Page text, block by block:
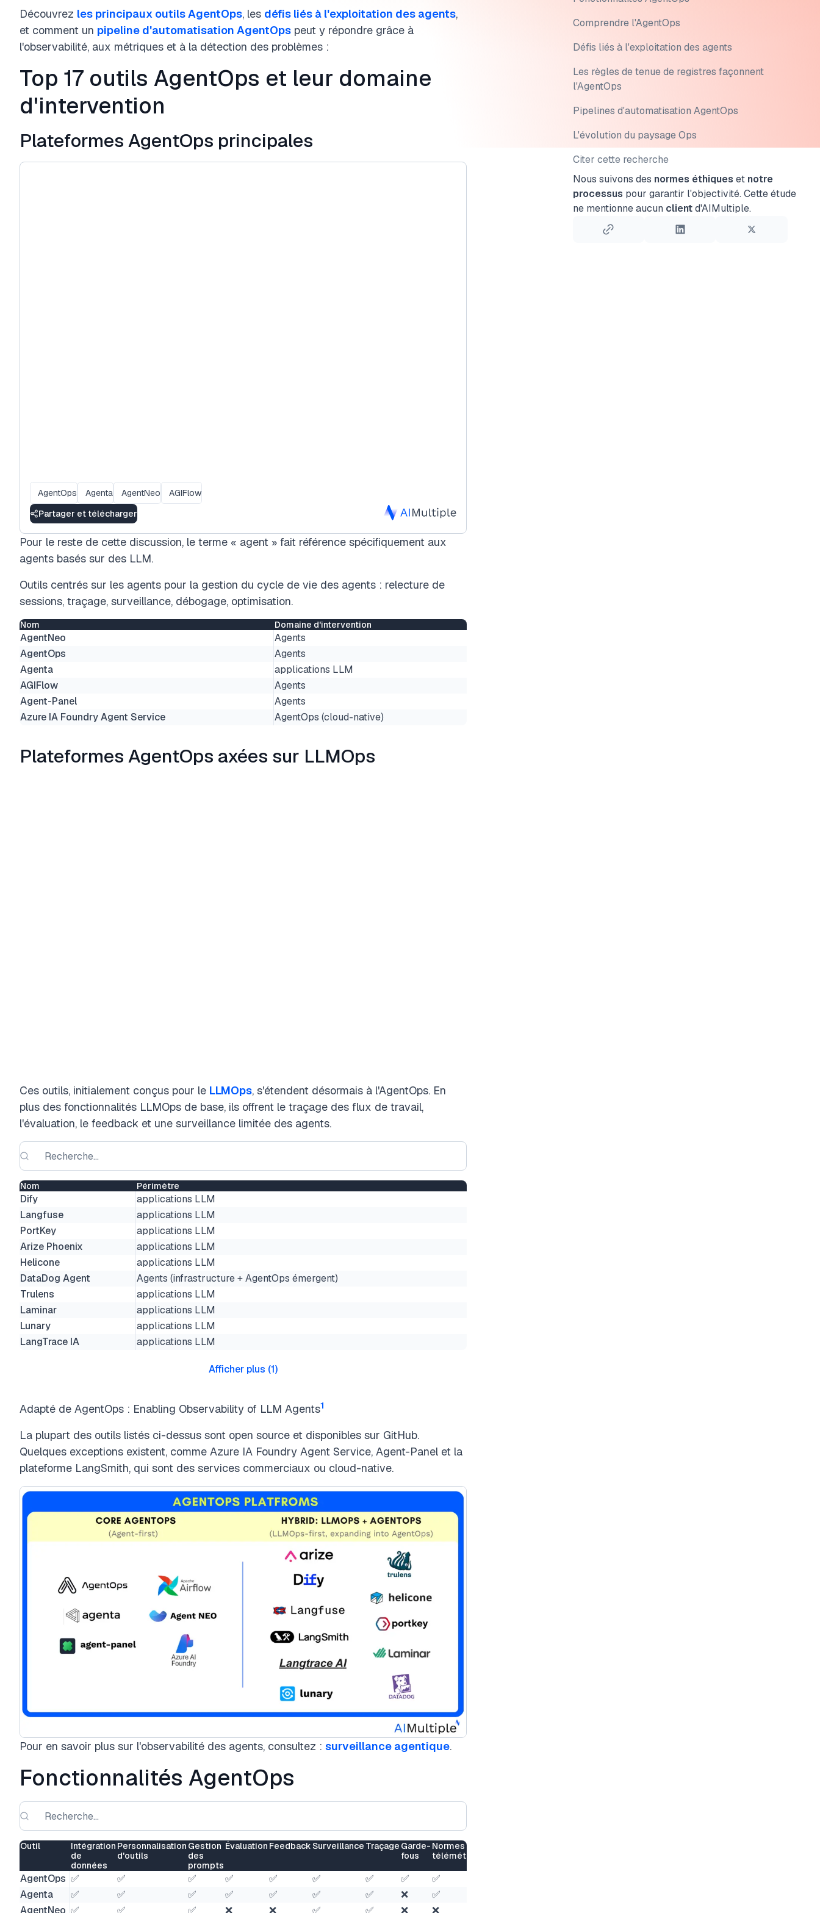
Découvrez les principaux outils AgentOps, les défis liés à l'exploitation des agents,
et comment un pipeline d'automatisation AgentOps peut y répondre grâce à
l'observabilité, aux métriques et à la détection des problèmes :
Top 17 outils AgentOps et leur domaine
d'intervention
Plateformes AgentOps principales
AgentOps Agenta AgentNeo
AGIFlow
Partager et télécharger
Pour le reste de cette discussion, le terme « agent » fait référence spécifiquement aux
agents basés sur des LLM.
Outils centrés sur les agents pour la gestion du cycle de vie des agents : relecture de
sessions, traçage, surveillance, débogage, optimisation.
Nom Domaine d'intervention
AgentNeo
Agents
AgentOps
Agents
Agenta
applications LLM
AGIFlow
Agents
Agent-Panel
Agents
Azure IA Foundry Agent Service
AgentOps (cloud-native)
Plateformes AgentOps axées sur LLMOps
Ces outils, initialement conçus pour le LLMOps, s'étendent désormais à l'AgentOps. En
plus des fonctionnalités LLMOps de base, ils offrent le traçage des flux de travail,
l'évaluation, le feedback et une surveillance limitée des agents.
Nom Périmètre
Dify
applications LLM
Langfuse
applications LLM
PortKey
applications LLM
Arize Phoenix
applications LLM
Helicone
applications LLM
DataDog Agent
Agents (infrastructure + AgentOps émergent)
Trulens
applications LLM
Laminar
applications LLM
Lunary
applications LLM
LangTrace IA
applications LLM
Afficher plus (1)
Adapté de AgentOps : Enabling Observability of LLM Agents1
La plupart des outils listés ci-dessus sont open source et disponibles sur GitHub.
Quelques exceptions existent, comme Azure IA Foundry Agent Service, Agent-Panel et la
plateforme LangSmith, qui sont des services commerciaux ou cloud-native.
Pour en savoir plus sur l'observabilité des agents, consultez : surveillance agentique.
Fonctionnalités AgentOps
Outil
Intégration
de
données
Personnalisation
d'outils
Gestion
des
prompts
Évaluation Feedback Surveillance Traçage Garde-
fous
Normes de
télémétrie
AgentOps ✅ ✅ ✅ ✅ ✅ ✅ ✅ ✅
✅
Agenta
✅ ✅ ✅ ✅ ✅ ✅ ✅ ❌
✅
Comprendre l'AgentOps
Défis liés à l'exploitation des agents
Les règles de tenue de registres façonnent
l'AgentOps
Pipelines d'automatisation AgentOps
L'évolution du paysage Ops
Citer cette recherche
Nous suivons des normes éthiques et notre
processus pour garantir l'objectivité. Cette étude
ne mentionne aucun clientd'AIMultiple.